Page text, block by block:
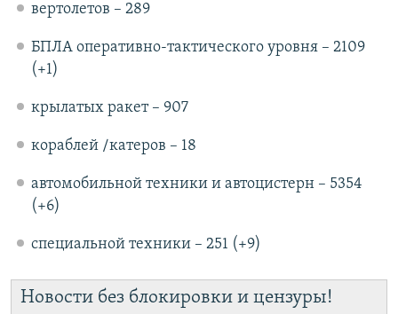
вертолетов – 289
БПЛА оперативно-тактического уровня – 2109
(+1)
крылатых ракет – 907
кораблей /катеров – 18
автомобильной техники и автоцистерн – 5354
(+6)
специальной техники – 251 (+9)
Новости без блокировки и цензуры!